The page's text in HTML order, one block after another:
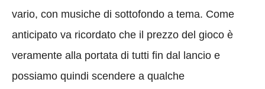
vario, con musiche di sottofondo a tema. Come
anticipato va ricordato che il prezzo del gioco è
veramente alla portata di tutti fin dal lancio e
possiamo quindi scendere a qualche